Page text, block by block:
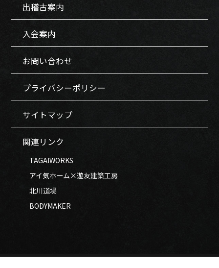
出稽古案内
入会案内
お問い合わせ
プライバシーポリシー
サイトマップ
関連リンク
TAGAIWORKS
アイ気ホーム×遊友建築工房
北川道場
BODYMAKER